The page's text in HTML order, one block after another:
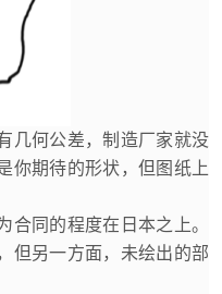
几何公差，制造厂家就没
你期待的形状，但图纸上
合同的程度在日本之上。
但另一方面，未绘出的部